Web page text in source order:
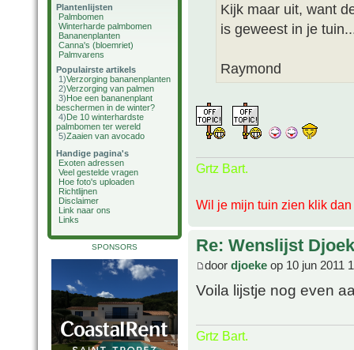
Plantenlijsten
Palmbomen
Winterharde palmbomen
Bananenplanten
Canna's (bloemriet)
Palmvarens
Populairste artikels
1)Verzorging bananenplanten
2)Verzorging van palmen
3)Hoe een bananenplant
beschermen in de winter?
4)De 10 winterhardste
palmbomen ter wereld
5)Zaaien van avocado
Handige pagina's
Exoten adressen
Veel gestelde vragen
Hoe foto's uploaden
Richtlijnen
Disclaimer
Link naar ons
Links
SPONSORS
Kijk maar uit, want
is geweest in je
Raymond
Grtz Bart.
Wil je mijn tuin zien klik dan
Re: Wenslijst
door djoeke op 10 jun 2011
Voila lijstje nog even
Grtz Bart.